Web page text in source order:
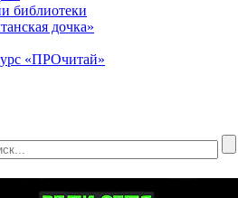
библиотеки
дочка»
«ПРОчитай»